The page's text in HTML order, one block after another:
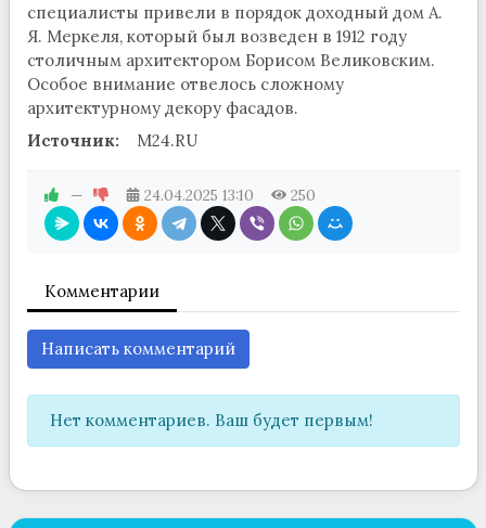
специалисты привели в порядок доходный дом А.
Я. Меркеля, который был возведен в 1912 году
столичным архитектором Борисом Великовским.
Особое внимание отвелось сложному
архитектурному декору фасадов.
Источник:
M24.RU
— 24.04.2025 13:10 250
Комментарии
Написать комментарий
Нет комментариев. Ваш будет первым!